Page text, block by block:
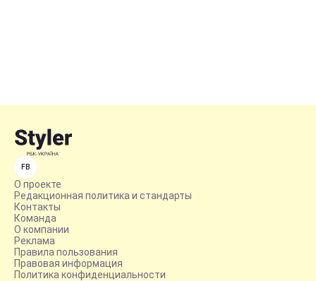
FB
О проекте
Редакционная политика и стандарты
Контакты
Команда
О компании
Реклама
Правила пользования
Правовая информация
Политика конфиденциальности